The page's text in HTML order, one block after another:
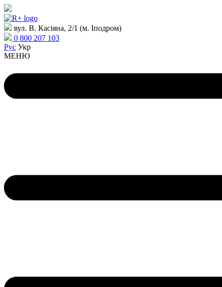
вул. В. Касіяна, 2/1 (м. Іподром)
0 800 207 103
Рус Укр
МЕНЮ